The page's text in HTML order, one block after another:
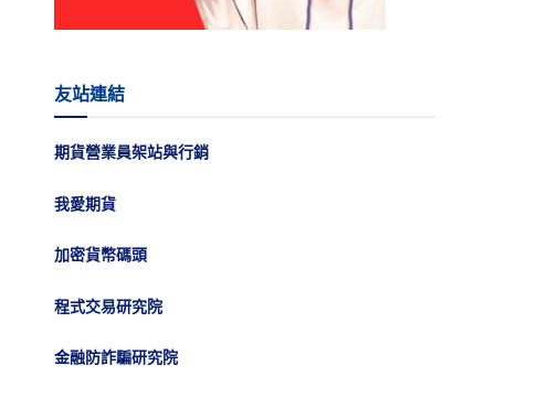
友站連結
期貨營業員架站與行銷
我愛期貨
加密貨幣碼頭
程式交易研究院
金融防詐騙研究院